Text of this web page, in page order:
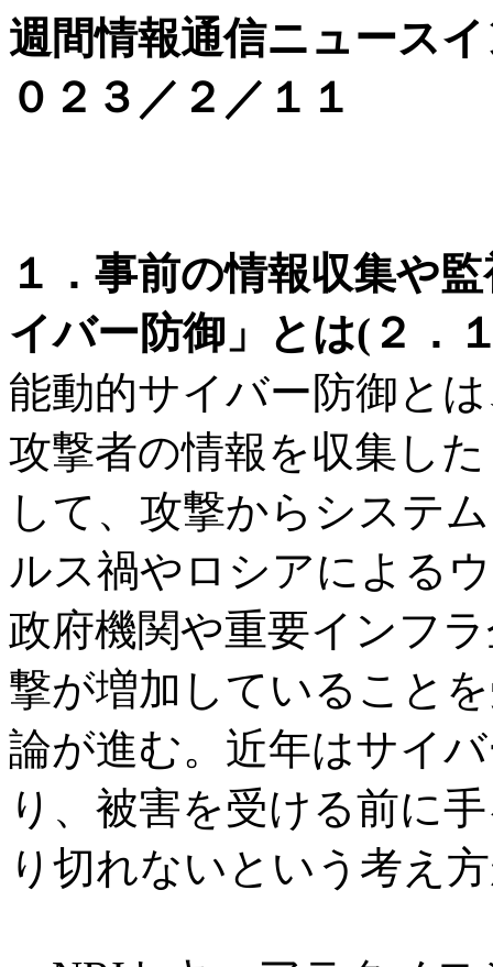
週間情報通信ニュース
０２３／２／１１
１．事前の情報収集や
イバー防御」とは(２
能動的サイバー防御と
攻撃者の情報を収集し
して、攻撃からシステ
ルス禍やロシアによる
政府機関や重要インフ
撃が増加していること
論が進む。近年はサイ
り、被害を受ける前に
り切れないという考え